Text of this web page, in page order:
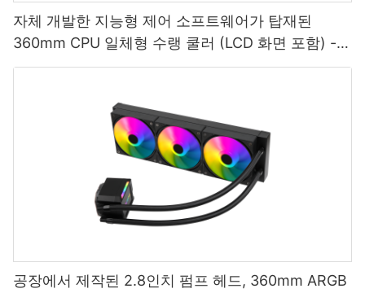
자체 개발한 지능형 제어 소프트웨어가 탑재된
360mm CPU 일체형 수랭 쿨러 (LCD 화면 포함) -
AURORA ELITE-1773913805412865
공장에서 제작된 2.8인치 펌프 헤드, 360mm ARGB